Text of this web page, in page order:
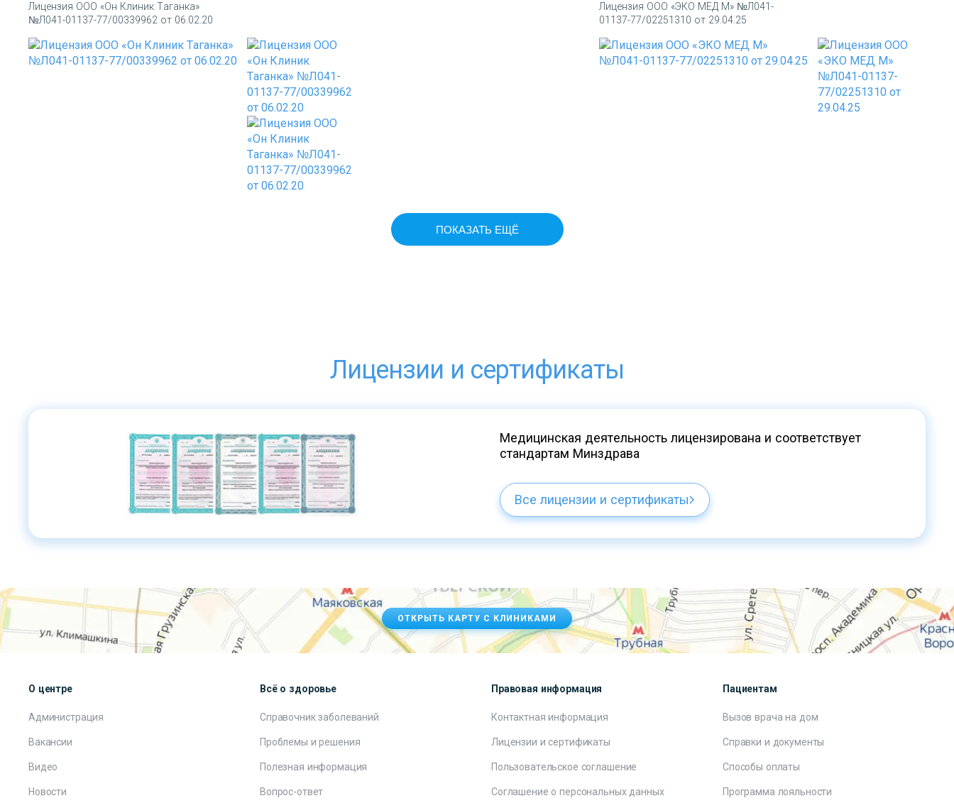
Лицензия ООО «Он Клиник Таганка»
№Л041-01137-77/00339962 от 06.02.20
Лицензия ООО «ЭКО МЕД М» №Л041-
01137-77/02251310 от 29.04.25
ПОКАЗАТЬ ЕЩЁ
Лицензии и сертификаты
Медицинская деятельность лицензирована и соответствует
стандартам Минздрава
Все лицензии и сертификаты
ОТКРЫТЬ КАРТУ С КЛИНИКАМИ
О центре
Администрация
Вакансии
Видео
Новости
Всё о здоровье
Справочник заболеваний
Проблемы и решения
Полезная информация
Вопрос-ответ
Правовая информация
Контактная информация
Лицензии и сертификаты
Пользовательское соглашение
Соглашение о персональных данных
Пациентам
Вызов врача на дом
Справки и документы
Способы оплаты
Программа лояльности